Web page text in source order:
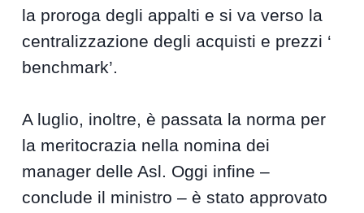
la proroga degli appalti e si va verso la
centralizzazione degli acquisti e prezzi ‘
benchmark’.
A luglio, inoltre, è passata la norma per
la meritocrazia nella nomina dei
manager delle Asl. Oggi infine –
conclude il ministro – è stato approvato